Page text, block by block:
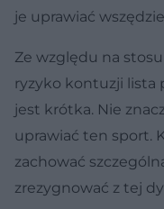
je uprawiać
Ze względu na
ryzyko kontuzji lista
jest krótka. Nie
uprawiać ten sport.
zachować
zrezygnować z tej